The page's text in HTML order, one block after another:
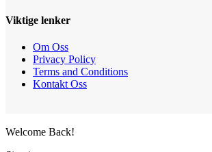
Viktige lenker
Om Oss
Privacy Policy
Terms and Conditions
Kontakt Oss
Welcome Back!